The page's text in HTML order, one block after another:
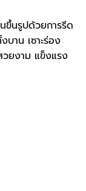
ขึ้นรูปด้วยการรีด
าน เซาะร่อง
ยงาม แข็งแรง